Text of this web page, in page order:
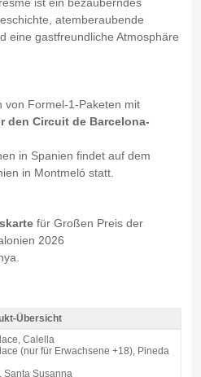
ist ein bezauberndes
atemberaubende
eine gastfreundliche Atmosphäre
von Formel-1-Paketen mit
den Circuit de Barcelona-
in Spanien findet auf dem
in Montmeló statt.
für Großen Preis der
2026
Htop 4* / 3 Nächte Z/F - Produkt-Übersicht
Übersicht
Calella
(nur für Erwachsene +18), Pineda
Santa Susanna